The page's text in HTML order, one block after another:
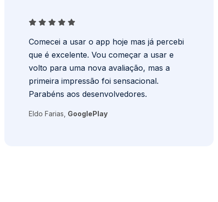
Comecei a usar o app hoje mas já percebi
que é excelente. Vou começar a usar e
volto para uma nova avaliação, mas a
primeira impressão foi sensacional.
Parabéns aos desenvolvedores.
Eldo Farias, GooglePlay